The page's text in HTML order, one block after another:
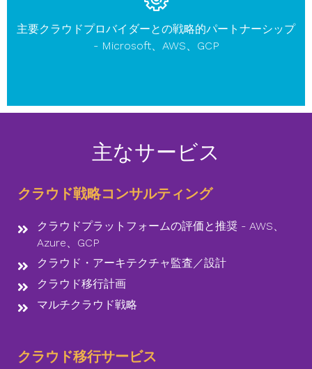
主要クラウドプロバイダーとの戦略的パートナーシップ
- Microsoft、AWS、GCP
主なサービス
クラウド戦略コンサルティング
クラウドプラットフォームの評価と推奨 - AWS、
Azure、GCP
クラウド・アーキテクチャ監査／設計
クラウド移行計画
マルチクラウド戦略
クラウド移行サービス